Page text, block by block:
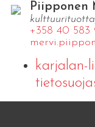
Piipponen
+358 40 583
karjalan-